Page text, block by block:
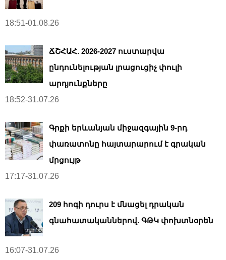
18:51-01.08.26
ՃՇՀԱՀ. 2026-2027 ուստարվա
ընդունելության լրացուցիչ փուլի
արդյունքները
18:52-31.07.26
Գրքի երևանյան միջազգային 9-րդ
փառատոնը հայտարարում է գրական
մրցույթ
17:17-31.07.26
209 հոգի դուրս է մնացել դրական
գնահատականներով. ԳԹԿ փոխտնօրեն
16:07-31.07.26